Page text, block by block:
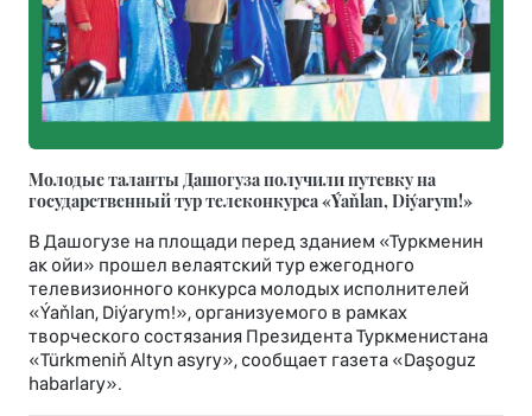
Молодые таланты Дашогуза получили путевку на
государственный тур телеконкурса «Ýaňlan, Diýarym!»
В Дашогузе на площади перед зданием «Туркменин
ак ойи» прошел велаятский тур ежегодного
телевизионного конкурса молодых исполнителей
«Ýaňlan, Diýarym!», организуемого в рамках
творческого состязания Президента Туркменистана
«Türkmeniň Altyn asyry», сообщает газета «Daşoguz
habarlary».